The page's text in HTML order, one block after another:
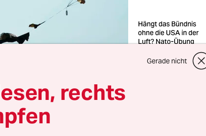
Hängt das Bündnis
ohne die USA in der
Luft? Nato-Übung
Foto: Jaap
und Gabriele Lesser
Gerade nicht
rechts